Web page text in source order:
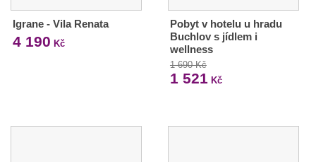
Igrane - Vila Renata
4 190 Kč
Pobyt v hotelu u hradu
Buchlov s jídlem i
wellness
1 690 Kč
1 521 Kč